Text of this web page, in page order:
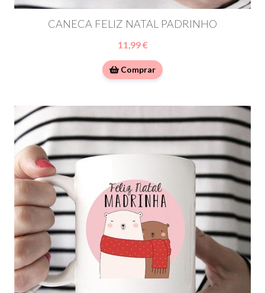
CANECA FELIZ NATAL PADRINHO
11,99 €
Comprar